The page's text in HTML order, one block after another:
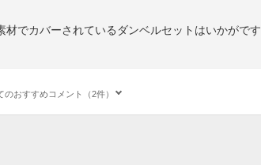
材でカバーされているダンベルセットはいかがです
のおすすめコメント（2件）